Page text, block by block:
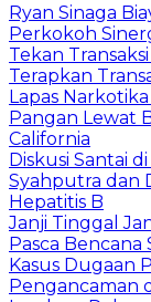
Ryan Sinaga
Perkokoh
Tekan
Terapkan
Lapas
Pangan Lewat
California
Diskusi Santai
Syahputra dan
Hepatitis B
Janji Tinggal
Pasca Bencana
Kasus Dugaan
Pengancaman